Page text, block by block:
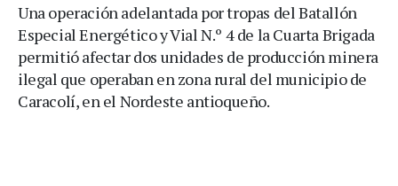
Una operación adelantada por tropas del Batallón
Especial Energético y Vial N.º 4 de la Cuarta Brigada
permitió afectar dos unidades de producción minera
ilegal que operaban en zona rural del municipio de
Caracolí, en el Nordeste antioqueño.